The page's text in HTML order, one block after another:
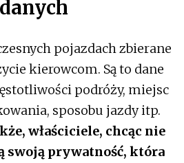
pojazdach zbierane
kierowcom. Są to dane
podróży, miejsc
sposobu jazdy itp.
właściciele, chcąc nie
swoją prywatność, która